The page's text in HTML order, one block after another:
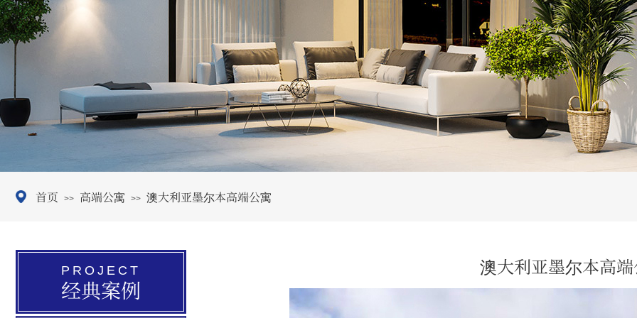
首页 >> 高端公寓 >> 澳大利亚墨尔本高端公寓
PROJECT
经典案例
澳大利亚墨尔本高